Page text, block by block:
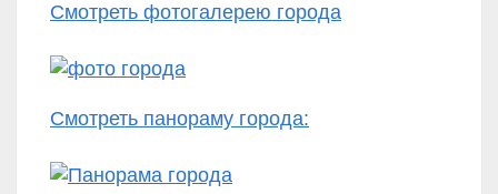
Смотреть фотогалерею города
Смотреть панораму города: